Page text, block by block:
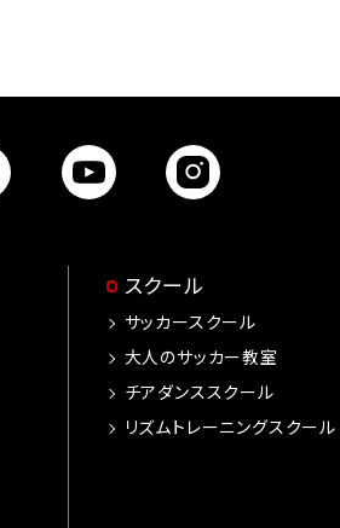
スクール
サッカースクール
大人のサッカー教室
チアダンススクール
リズムトレーニングスクール